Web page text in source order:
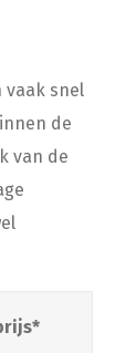
vaak snel
de
van de